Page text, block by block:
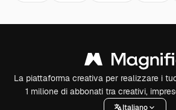
La piattaforma creativa per realizzare i
1 milione di abbonati tra creativi,
Italiano